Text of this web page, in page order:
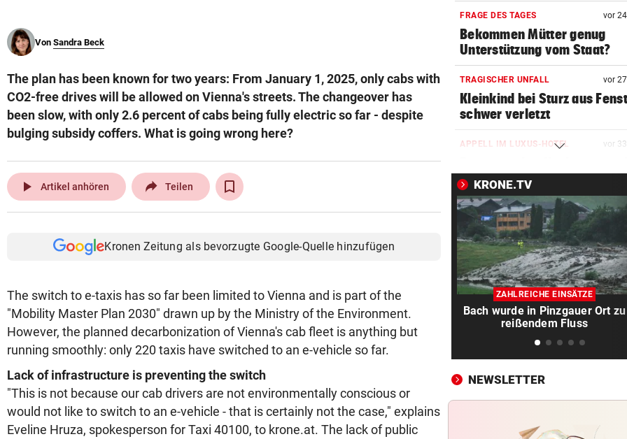
© Krone Multimedia GmbH & Co KG 2026
Von Sandra Beck
The plan has been known for two years: From January 1, 2025, only cabs with
CO2-free drives will be allowed on Vienna's streets. The changeover has
been slow, with only 2.6 percent of cabs being fully electric so far - despite
bulging subsidy coffers. What is going wrong here?
play_arrow Artikel anhören Teilen
Kronen Zeitung als bevorzugte Google-Quelle hinzufügen
The switch to e-taxis has so far been limited to Vienna and is part of the
"Mobility Master Plan 2030" drawn up by the Ministry of the Environment.
However, the planned decarbonization of Vienna's cab fleet is anything but
running smoothly: only 220 taxis have switched to an e-vehicle so far.
Lack of infrastructure is preventing the switch
"This is not because our cab drivers are not environmentally conscious or
would not like to switch to an e-vehicle - that is certainly not the case," explains
Eveline Hruza, spokesperson for Taxi 40100, to krone.at. The lack of public
FRAGE DES TAGES vor
Bekommen Mütter genug
Unterstützung vom Staat?
TRAGISCHER UNFALL vor
Kleinkind bei Sturz aus
schwer verletzt
APPELL IM LUXUS-HOTEL vor
kann es nicht sein!“
HARTWIG IN ST. PÖLTEN vor
Filmreife Rückkehr des
„Weltmeister-Sprosses“
GEGEN WATTENS vor
Altachs Massombo kennt
Schlüssel zum Erfolg
Zigarettenstummel Grund
Brand in Wohnhaus
CHEF VON VERSICHERUNG: vor
nicht mehr“
KRONE.TV
ZAHLREICHE EINSÄTZE
Bach wurde in Pinzgauer Ort zu
reißendem Fluss
NEWSLETTER